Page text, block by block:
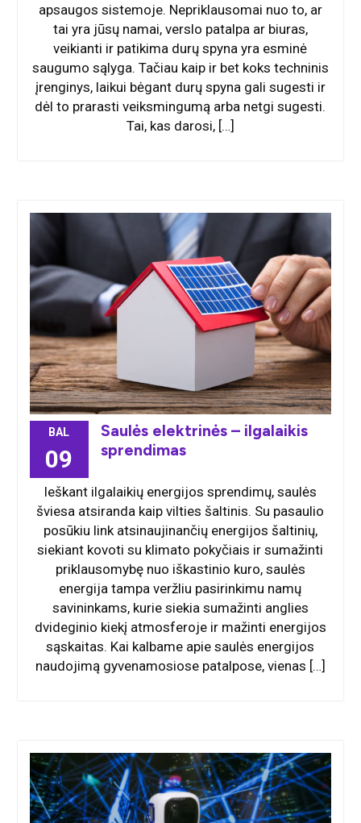
apsaugos sistemoje. Nepriklausomai nuo to, ar
tai yra jūsų namai, verslo patalpa ar biuras,
veikianti ir patikima durų spyna yra esminė
saugumo sąlyga. Tačiau kaip ir bet koks techninis
įrenginys, laikui bėgant durų spyna gali sugesti ir
dėl to prarasti veiksmingumą arba netgi sugesti.
Tai, kas darosi, […]
BAL
09
Saulės elektrinės – ilgalaikis
sprendimas
Ieškant ilgalaikių energijos sprendimų, saulės
šviesa atsiranda kaip vilties šaltinis. Su pasaulio
posūkiu link atsinaujinančių energijos šaltinių,
siekiant kovoti su klimato pokyčiais ir sumažinti
priklausomybę nuo iškastinio kuro, saulės
energija tampa veržliu pasirinkimu namų
savininkams, kurie siekia sumažinti anglies
dvideginio kiekį atmosferoje ir mažinti energijos
sąskaitas. Kai kalbame apie saulės energijos
naudojimą gyvenamosiose patalpose, vienas […]